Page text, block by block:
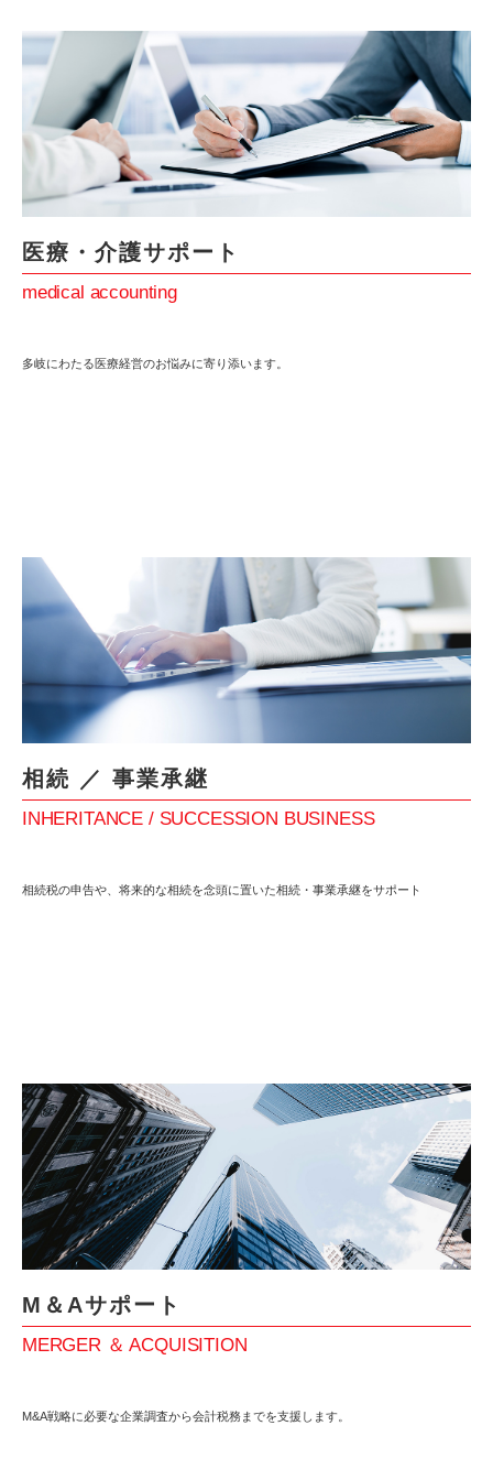
医療・介護サポート
medical accounting
多岐にわたる医療経営のお悩みに寄り添います。
相続 ／ 事業承継
INHERITANCE / SUCCESSION BUSINESS
相続税の申告や、将来的な相続を念頭に置いた相続・事業承継をサポート
M＆Aサポート
MERGER ＆ ACQUISITION
M&A戦略に必要な企業調査から会計税務までを支援します。